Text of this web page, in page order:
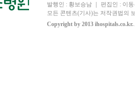
발행인 : 황보승남 ｜ 편집인 : 이
모든 콘텐츠(기사)는 저작권법의
Copyright by 2013 ihospitals.co.kr.